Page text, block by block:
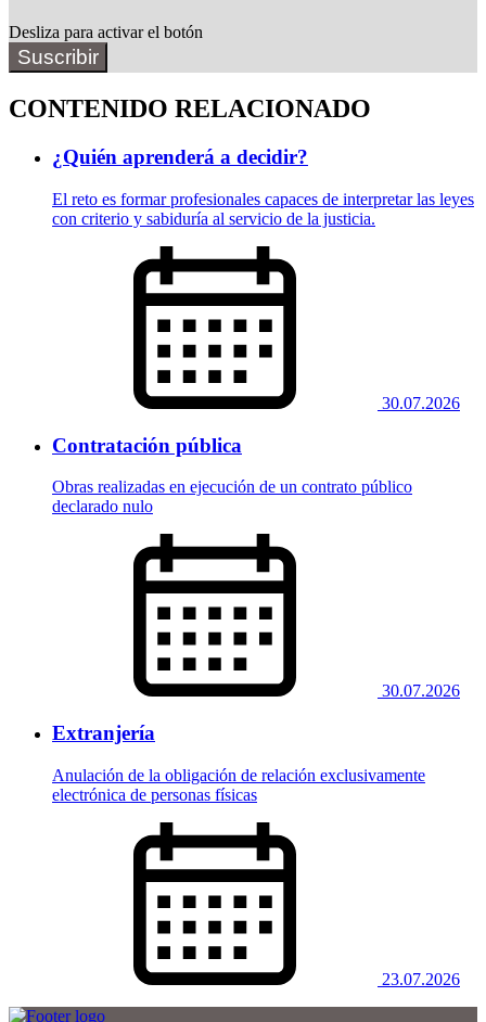
Desliza para activar el botón
Suscribir
CONTENIDO RELACIONADO
¿Quién aprenderá a decidir?
El reto es formar profesionales capaces de interpretar las leyes
con criterio y sabiduría al servicio de la justicia.
30.07.2026
Contratación pública
Obras realizadas en ejecución de un contrato público
declarado nulo
30.07.2026
Extranjería
Anulación de la obligación de relación exclusivamente
electrónica de personas físicas
23.07.2026